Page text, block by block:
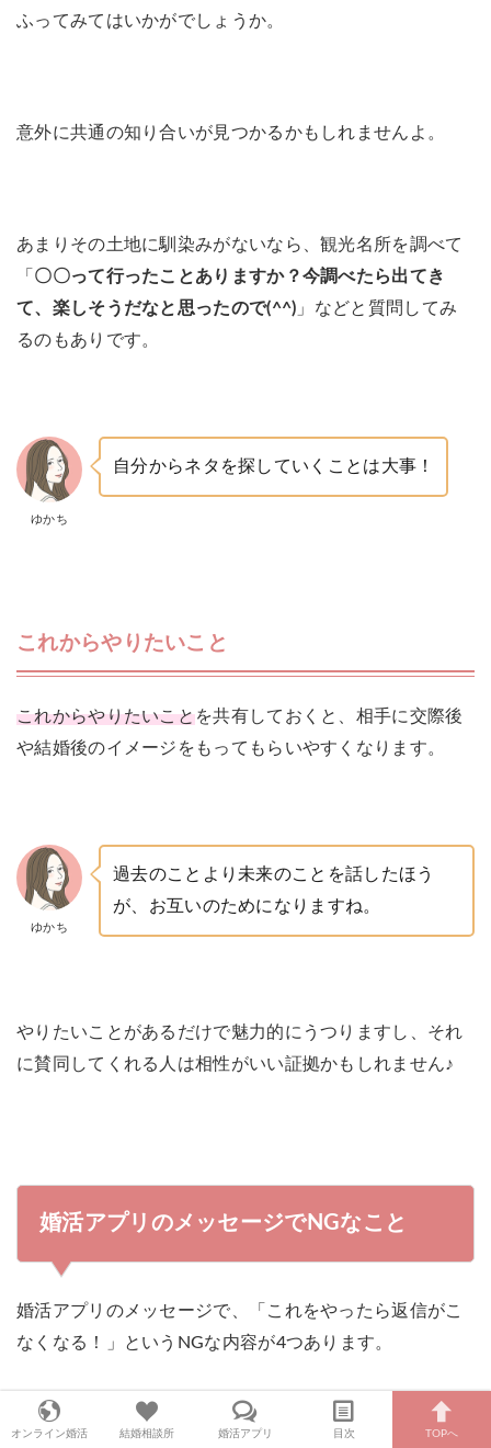
ふってみてはいかがでしょうか。
意外に共通の知り合いが見つかるかもしれませんよ。
あまりその土地に馴染みがないなら、観光名所を調べて
「 〇〇って行ったことありますか？今調べたら出てき
て、楽しそうだなと思ったので(^^) 」などと質問してみ
るのもありです。
ゆかち
自分からネタを探していくことは大事！
これからやりたいこと
これからやりたいことを共有しておくと、相手に交際後
や結婚後のイメージをもってもらいやすくなります。
ゆかち
過去のことより未来のことを話したほう
が、お互いのためになりますね。
やりたいことがあるだけで魅力的にうつりますし、それ
に賛同してくれる人は相性がいい証拠かもしれません♪
婚活アプリのメッセージでNGなこと
婚活アプリのメッセージで、「これをやったら返信がこ
なくなる！」というNGな内容が4つあります。
オンライン婚活 結婚相談所 婚活アプリ 目次 TOPへ